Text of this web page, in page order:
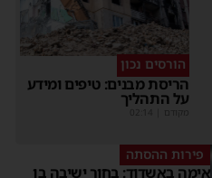
הורסים נכון
הריסת מבנים: טיפים ומידע
על התהליך
מקודם
פירות ההסתה
אימה באשדוד: בחור ישיבה בן